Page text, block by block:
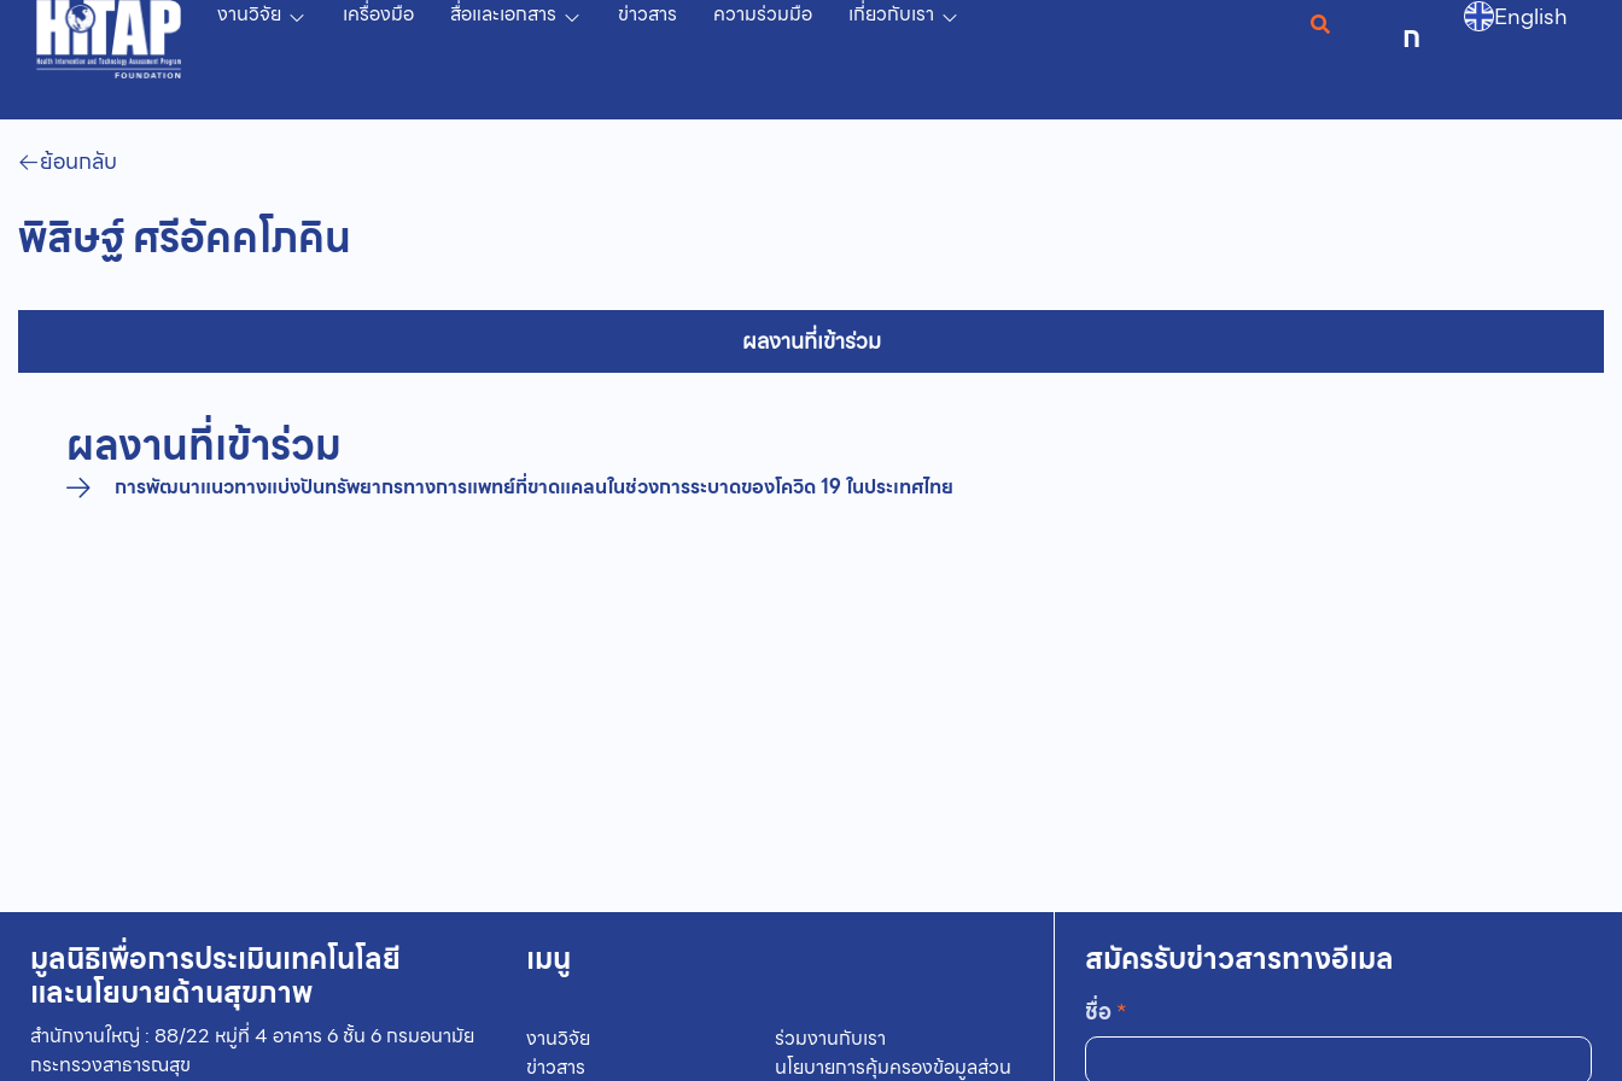
งานวิจัย เครื่องมือ สื่อและเอกสาร ข่าวสาร ความร่วมมือ เกี่ยวกับเรา
ก English
ย้อนกลับ
พิสิษฐ์ ศรีอัคคโภคิน
ผลงานที่เข้าร่วม
ผลงานที่เข้าร่วม
การพัฒนาแนวทางแบ่งปันทรัพยากรทางการแพทย์ที่ขาดแคลนในช่วงการระบาดของโควิด 19 ในประเทศไทย
มูลนิธิเพื่อการประเมินเทคโนโลยี
และนโยบายด้านสุขภาพ
สำนักงานใหญ่ : 88/22 หมู่ที่ 4 อาคาร 6 ชั้น 6 กรมอนามัย
กระทรวงสาธารณสุข
เมนู
งานวิจัย
ข่าวสาร
ร่วมงานกับเรา
นโยบายการคุ้มครองข้อมูลส่วน
สมัครรับข่าวสารทางอีเมล
ชื่อ*